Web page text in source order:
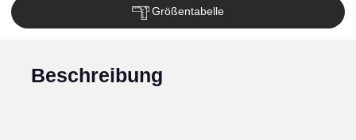
Größentabelle
Beschreibung